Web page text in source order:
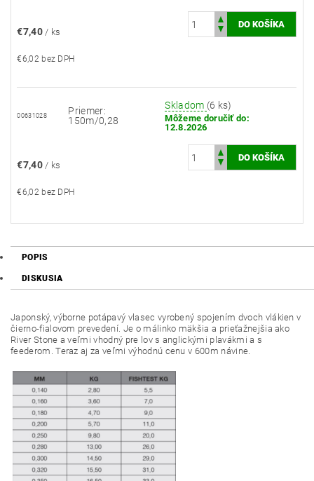
€7,40 / ks
€6,02 bez DPH
00631028
Priemer:
150m/0,28
Skladom (6 ks)
Môžeme doručiť do:
12.8.2026
€7,40 / ks
€6,02 bez DPH
POPIS
DISKUSIA
Japonský, výborne potápavý vlasec vyrobený spojením dvoch vlákien v
čierno-fialovom prevedení. Je o málinko mäkšia a prieťažnejšia ako
River Stone a veľmi vhodný pre lov s anglickými plavákmi a s
feederom. Teraz aj za veľmi výhodnú cenu v 600m návine.